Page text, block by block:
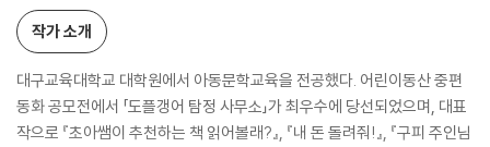
작가 소개
대구교육대학교 대학원에서 아동문학교육을 전공했다. 어린이동산 중편
동화 공모전에서 「도플갱어 탐정 사무소」가 최우수에 당선되었으며, 대표
작으로 『초아쌤이 추천하는 책 읽어볼래?』, 『내 돈 돌려줘!』, 『구피 주인님